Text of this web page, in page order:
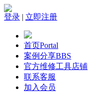
登录 | 立即注册
首页Portal
案例分享BBS
官方维修工具店铺
联系客服
加入会员